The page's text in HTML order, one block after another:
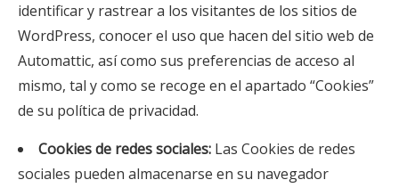
identificar y rastrear a los visitantes de los sitios de
WordPress, conocer el uso que hacen del sitio web de
Automattic, así como sus preferencias de acceso al
mismo, tal y como se recoge en el apartado “Cookies”
de su política de privacidad.
Cookies de redes sociales: Las Cookies de redes
sociales pueden almacenarse en su navegador